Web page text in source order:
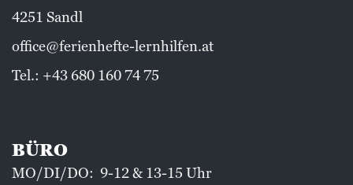
4251 Sandl
office@ferienhefte-lernhilfen.at
Tel.: +43 680 160 74 75
BÜRO
MO/DI/DO: 9-12 & 13-15 Uhr